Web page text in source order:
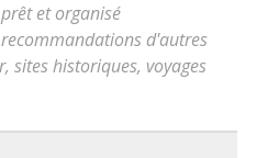
prêt et organisé
recommandations d'autres
, sites historiques, voyages